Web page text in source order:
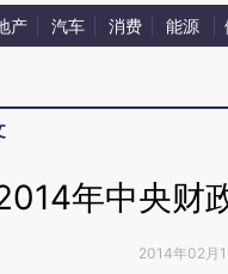
产 汽车 消费 能源
年中央财
2014年02月